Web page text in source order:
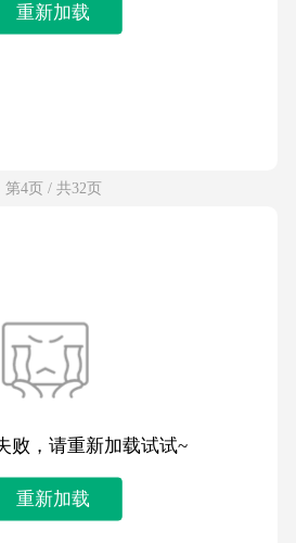
重新加载
第4页 / 共32页
败，请重新加载试试~
重新加载